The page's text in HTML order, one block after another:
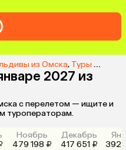
из Омска, Туры на Баа Атолл из Омска
2027 из
с перелетом — ищите и
туроператорам.
Ноябрь
479 198 ₽
Декабрь
417 651 ₽
392